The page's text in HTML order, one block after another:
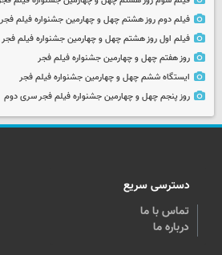
فیلم دوم روز هشتم چهل و چهارمین جشنواره فیلم فجر
فیلم اول روز هشتم چهل و چهارمین جشنواره فیلم فجر
روز هفتم چهل و چهارمین جشنواره فیلم فجر
ایستگاه ششم چهل و چهارمین جشنواره فیلم فجر
روز پنجم چهل و چهارمین جشنواره فیلم فجر سری دوم
دسترسی سریع
تماس با ما
درباره ما